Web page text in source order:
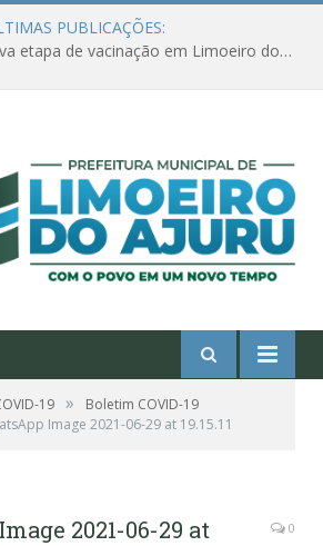
PUBLICAÇÕES:
Amanhã começa nova etapa de vacinação em Limoeiro do Ajuru para idosos com 65 ou mais
19 »
Boletim COVID-19
Image 2021-06-29 at 19.15.11
2021-06-29 at
0